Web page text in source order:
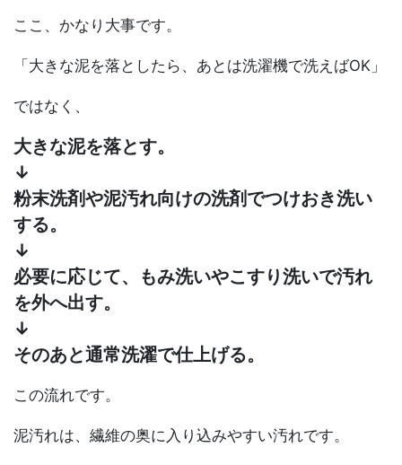
ここ、かなり大事です。
「大きな泥を落としたら、あとは洗濯機で洗えばOK」
ではなく、
大きな泥を落とす。
↓
粉末洗剤や泥汚れ向けの洗剤でつけおき洗い
する。
↓
必要に応じて、もみ洗いやこすり洗いで汚れ
を外へ出す。
↓
そのあと通常洗濯で仕上げる。
この流れです。
泥汚れは、繊維の奥に入り込みやすい汚れです。